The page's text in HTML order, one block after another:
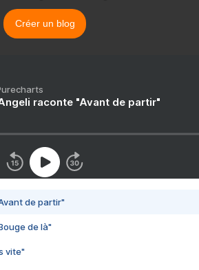
Créer un blog
raconte "Avant de partir"
de partir"
de là"
vite"